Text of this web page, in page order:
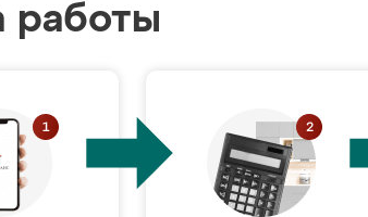
работы